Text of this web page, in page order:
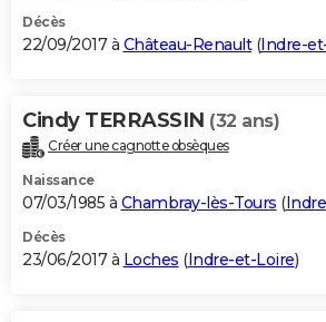
Décès
22/09/2017 à Château-Renault(Indre-
Cindy TERRASSIN (32 ans)
Créer une cagnotte obsèques
Naissance
07/03/1985 à Chambray-lès-Tours (
Décès
23/06/2017 à Loches (Indre-et-Loire)